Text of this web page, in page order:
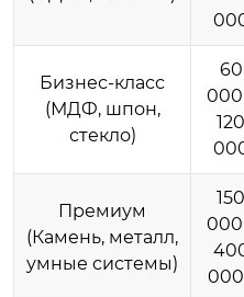
Бизнес-класс
(МДФ, шпон,
стекло)
60
000
120
Премиум
(Камень, металл,
умные системы)
150
000